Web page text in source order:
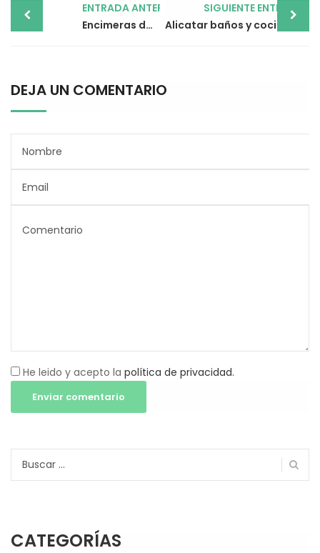
navigation
ENTRADA ANTERIOR
Encimeras de porcelana para cocina, ¿la mejor opción?
SIGUIENTE ENTRADA
DEJA UN COMENTARIO
He leido y acepto la política de privacidad.
CATEGORÍAS